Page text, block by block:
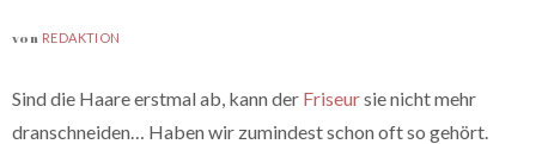
von REDAKTION
Sind die Haare erstmal ab, kann der Friseursie nicht mehr
dranschneiden… Haben wir zumindest schon oft so gehört.